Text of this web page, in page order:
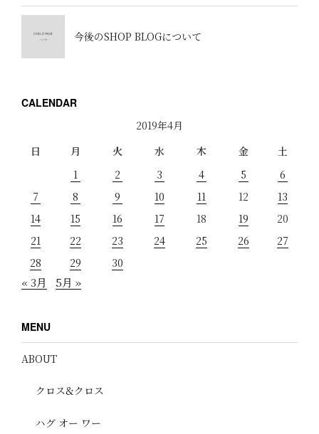
今後のSHOP BLOGについて
CALENDAR
2019年4月
日
月 火 水 木 金
土
1
2 3 4 5
6
7
8 9 10 11 12
13
14
15 16 17 18 19
20
21
22 23 24 25 26
27
28
29 30
« 3月 5月 »
MENU
ABOUT
クロス&クロス
ハグ オー ワー